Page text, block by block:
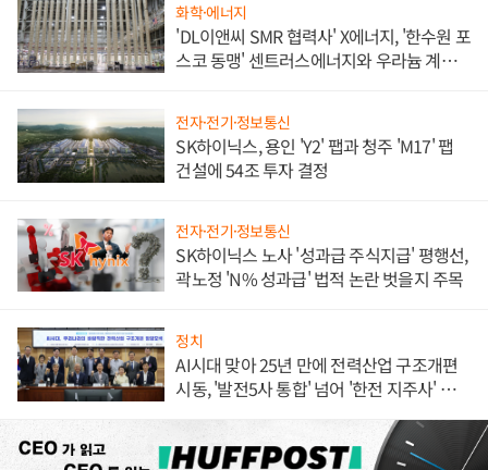
화학·에너지
'DL이앤씨 SMR 협력사' X에너지, '한수원 포
스코 동맹' 센트러스에너지와 우라늄 계약
전자·전기·정보통신
SK하이닉스, 용인 'Y2' 팹과 청주 'M17' 팹
건설에 54조 투자 결정
전자·전기·정보통신
SK하이닉스 노사 '성과급 주식지급' 평행선,
곽노정 'N% 성과급' 법적 논란 벗을지 주목
정치
AI시대 맞아 25년 만에 전력산업 구조개편
시동, '발전5사 통합' 넘어 '한전 지주사' 재편